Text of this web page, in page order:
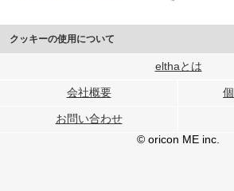
クッキーの使用について
このサイトでは Cookie を使用して、ユーザーに合
行っています。
メディアや広告配信、データ解析の各パートナーに
各パートナーは、この情報とユーザーが各パートナ
ユーザーが各パートナーのサービスを使用したとき
elthaとは
会社概要
お問い合わせ
© oricon ME inc.